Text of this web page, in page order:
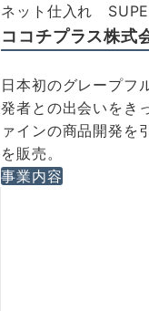
ネット仕入れ
ココチプラス株式
日本初のグレープフ
発者との出会いをき
ァインの商品開発を
を販売。
事業内容